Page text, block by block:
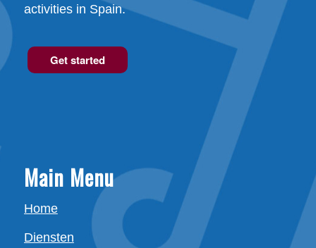
activities in Spain.
Get started
Main Menu
Home
Diensten